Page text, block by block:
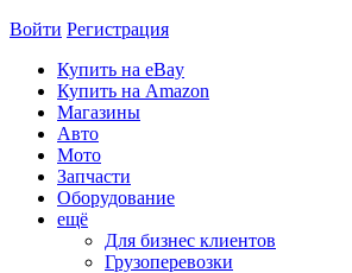
Войти Регистрация
Купить на eBay
Купить на Amazon
Магазины
Авто
Мото
Запчасти
Оборудование
ещё
Для бизнес клиентов
Грузоперевозки